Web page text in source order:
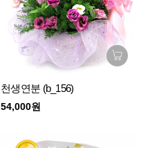
천생연분 (b_156)
54,000원